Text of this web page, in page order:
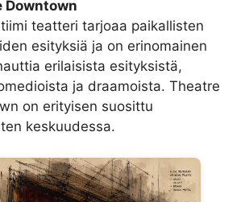
Downtown
teatteri tarjoaa paikallisten
esityksiä ja on erinomainen
erilaisista esityksistä,
ja draamoista. Theatre
on erityisen suosittu
keskuudessa.